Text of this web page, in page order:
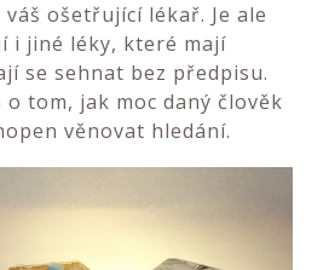
ošetřující lékař. Je ale
i jiné léky, které mají
se sehnat bez předpisu.
o tom, jak moc daný člověk
věnovat hledání.